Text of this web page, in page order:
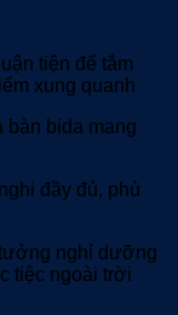
tiện để tắm
xung quanh
bàn bida mang
đầy đủ, phù
nghỉ dưỡng
tiệc ngoài trời